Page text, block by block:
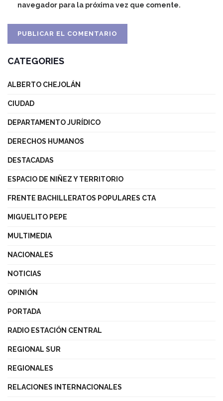
navegador para la próxima vez que comente.
CATEGORIES
ALBERTO CHEJOLÁN
CIUDAD
DEPARTAMENTO JURÍDICO
DERECHOS HUMANOS
DESTACADAS
ESPACIO DE NIÑEZ Y TERRITORIO
FRENTE BACHILLERATOS POPULARES CTA
MIGUELITO PEPE
MULTIMEDIA
NACIONALES
NOTICIAS
OPINIÓN
PORTADA
RADIO ESTACIÓN CENTRAL
REGIONAL SUR
REGIONALES
RELACIONES INTERNACIONALES